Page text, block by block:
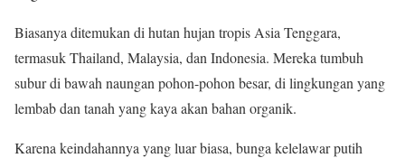
Biasanya ditemukan di hutan hujan tropis Asia Tenggara,
termasuk Thailand, Malaysia, dan Indonesia. Mereka tumbuh
subur di bawah naungan pohon-pohon besar, di lingkungan yang
lembab dan tanah yang kaya akan bahan organik.
Karena keindahannya yang luar biasa, bunga kelelawar putih